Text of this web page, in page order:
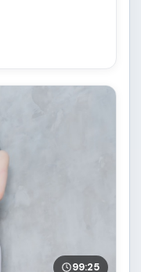
一场看似偶然的
叙事节奏上均有
99:25